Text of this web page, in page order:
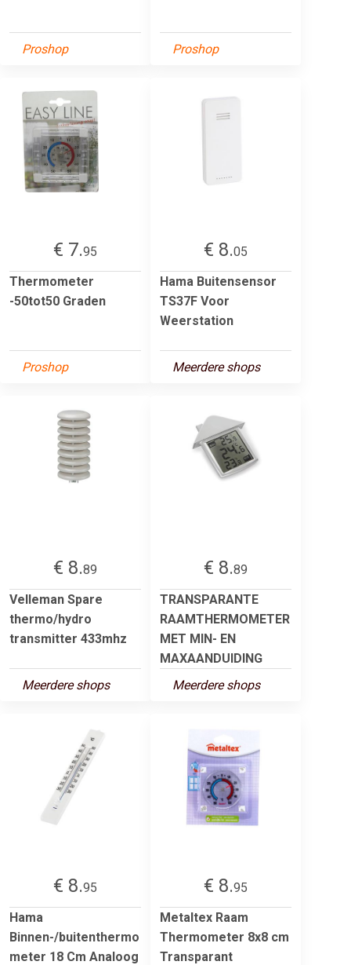
Proshop Proshop
€ 7.95
Thermometer
-50tot50 Graden
Proshop
€ 8.05
Hama Buitensensor
TS37F Voor
Weerstation
Meerdere shops
€ 8.89
Velleman Spare
thermo/hydro
transmitter 433mhz
Meerdere shops
€ 8.89
TRANSPARANTE
RAAMTHERMOMETER
MET MIN- EN
MAXAANDUIDING
Meerdere shops
€ 8.95
Hama
Binnen-/buitenthermo
meter 18 Cm Analoog
€ 8.95
Metaltex Raam
Thermometer 8x8 cm
Transparant